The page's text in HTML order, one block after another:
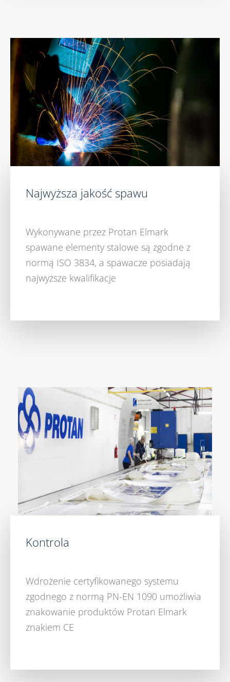
Najwyższa jakość spawu
Wykonywane przez Protan Elmark
spawane elementy stalowe są zgodne z
normą ISO 3834, a spawacze posiadają
najwyższe kwalifikacje
Kontrola
Wdrożenie certyfikowanego systemu
zgodnego z normą PN-EN 1090 umożliwia
znakowanie produktów Protan Elmark
znakiem CE